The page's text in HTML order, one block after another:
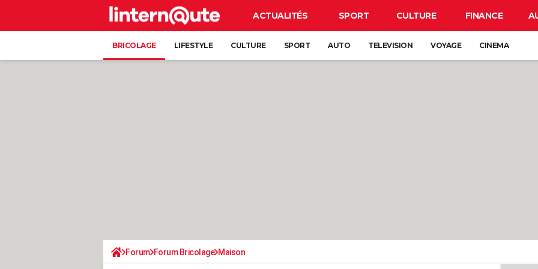
ACTUALITÉS SPORT CULTURE FINANCE
BRICOLAGE LIFESTYLE CULTURE SPORT AUTO TELEVISION VOYAGE CINEMA
Forum Forum Bricolage Maison